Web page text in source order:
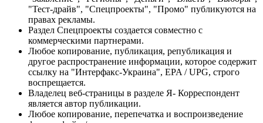
"Тест-драйв", "Спецпроекты", "Промо" публикуются на
правах рекламы.
Раздел Спецпроекты создается совместно с
коммерческими партнерами.
Любое копирование, публикация, републикация и
другое распространение информации, которое содержит
ссылку на "Интерфакс-Украина", EPA / UPG, строго
воспрещается.
Владелец веб-страницы в разделе Я- Корреспондент
является автор публикации.
Любое копирование, перепечатка и воспроизведение